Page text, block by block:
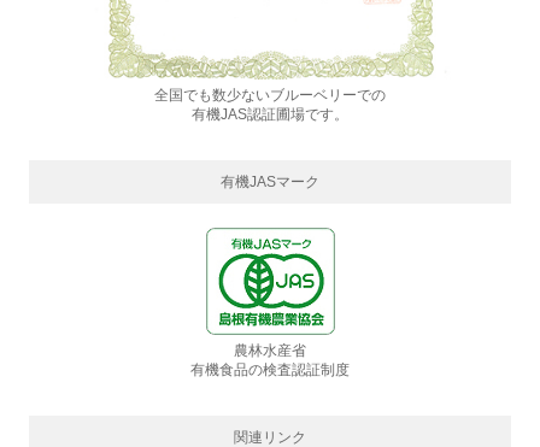
全国でも数少ないブルーベリーでの
有機JAS認証圃場です。
有機JASマーク
農林水産省
有機食品の検査認証制度
関連リンク